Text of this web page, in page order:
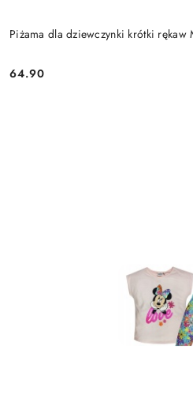
Piżama dla dziewczynki krótki rękaw
Cena:
64.90